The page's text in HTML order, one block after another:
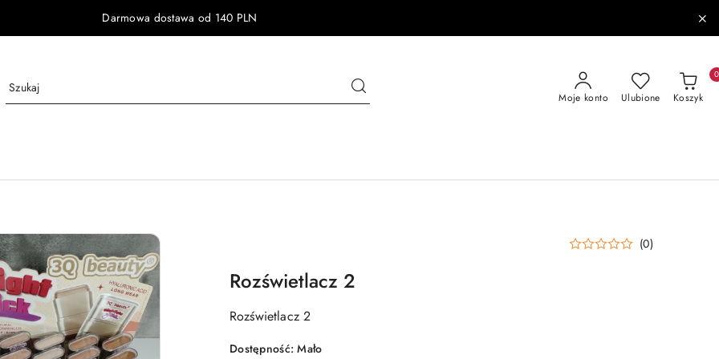
Darmowa dostawa od 140 PLN
Moje konto Ulubione Koszyk
0
(0)
Rozświetlacz 2
Rozświetlacz 2
Dostępność:Mało